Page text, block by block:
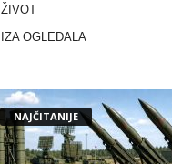
ŽIVOT
IZA OGLEDALA
NAJČITANIJE